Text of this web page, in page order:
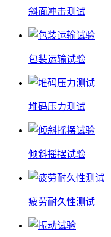
斜面冲击测试
包装运输试验
堆码压力测试
倾斜摇摆试验
疲劳耐久性测试